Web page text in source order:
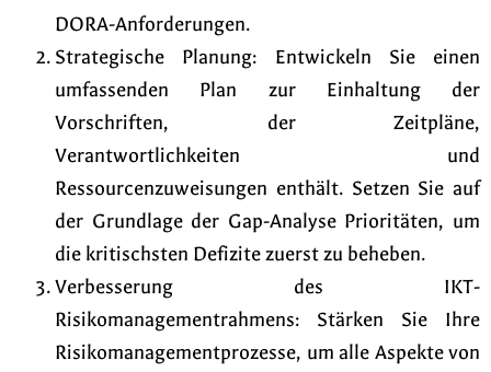
DORA-Anforderungen.
Strategische Planung: Entwickeln Sie einen
umfassenden Plan zur Einhaltung der
Vorschriften, der Zeitpläne,
Verantwortlichkeiten und
Ressourcenzuweisungen enthält. Setzen Sie auf
der Grundlage der Gap-Analyse Prioritäten, um
die kritischsten Defizite zuerst zu beheben.
Verbesserung des IKT-
Risikomanagementrahmens: Stärken Sie Ihre
Risikomanagementprozesse, um alle Aspekte von